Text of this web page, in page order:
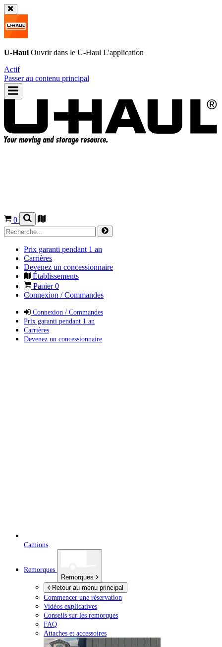
U-Haul Ouvrir dans le U-Haul L'application
Actif
Passer au contenu principal
0
Prix garanti pendant 1 an
Carrières
Devenez un concessionnaire
Établissements
Panier0
Connexion / Commandes
Connexion / Commandes
Prix garanti pendant 1 an
Carrières
Devenez un concessionnaire
Camions
Remorques
Remorques
Retour au menu principal
Commencer une réservation
Vidéos explicatives
Conseils sur les remorques
FAQ
Attaches et accessoires